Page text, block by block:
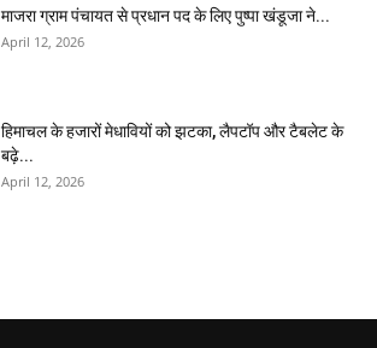
माजरा ग्राम पंचायत से प्रधान पद के लिए पुष्पा खंडूजा ने...
April 12, 2026
हिमाचल के हजारों मेधावियों को झटका, लैपटॉप और टैबलेट के
बढ़े...
April 12, 2026